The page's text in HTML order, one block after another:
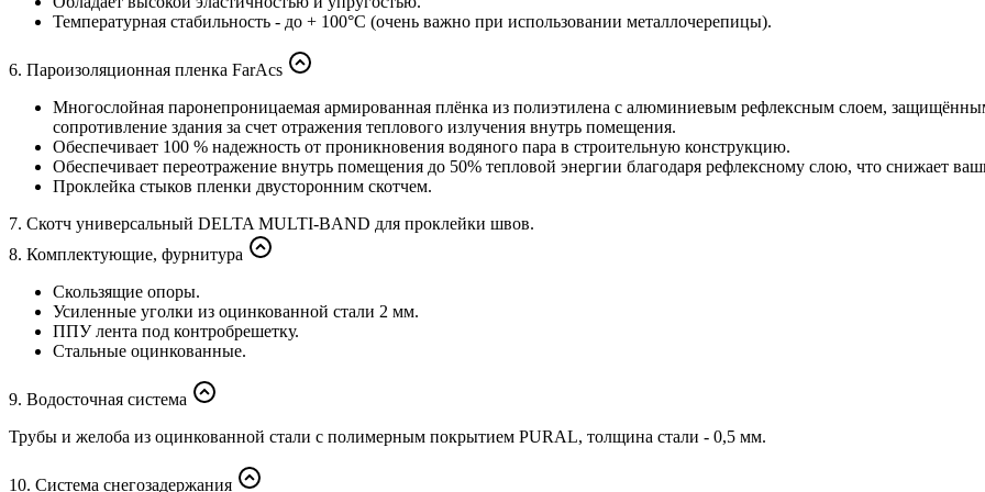
Температурная стабильность - до + 100°C (очень важно при использовании металлочерепицы).
6. Пароизоляционная пленка FarAcs
Многослойная паронепроницаемая армированная плёнка из полиэтилена с алюминиевым рефлексным слоем,
сопротивление здания за счет отражения теплового излучения внутрь помещения.
Обеспечивает 100 % надежность от проникновения водяного пара в строительную конструкцию.
Обеспечивает переотражение внутрь помещения до 50% тепловой энергии благодаря рефлексному слою, что снижает
Проклейка стыков пленки двусторонним скотчем.
7. Скотч универсальный DELTA MULTI-BAND для проклейки швов.
8. Комплектующие, фурнитура
Скользящие опоры.
Усиленные уголки из оцинкованной стали 2 мм.
ППУ лента под контробрешетку.
Стальные оцинкованные.
9. Водосточная система
Трубы и желоба из оцинкованной стали с полимерным покрытием PURAL, толщина стали - 0,5 мм.
10. Система снегозадержания